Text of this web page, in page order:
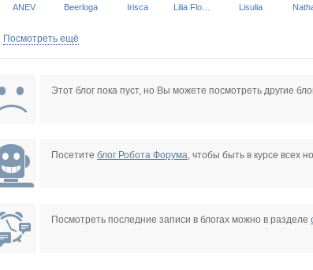
ANEV Beerloga Irisca Lisulia
Посмотреть ещё
Этот блог пока пуст, но Вы можете посмотреть другие
Посетите блог Робота Форума, чтобы быть в курсе всех
Посмотреть последние записи в блогах можно в разделе